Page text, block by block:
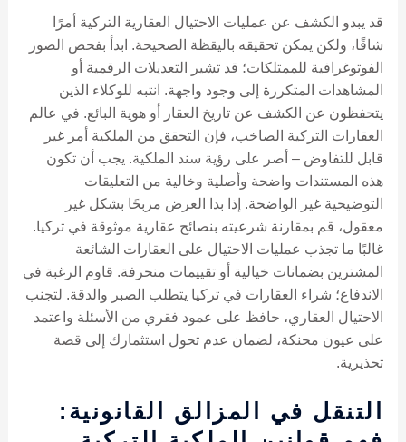
قد يبدو الكشف عن عمليات الاحتيال العقارية التركية أمرًا
شاقًا، ولكن يمكن تحقيقه باليقظة الصحيحة. ابدأ بفحص الصور
الفوتوغرافية للممتلكات؛ قد تشير التعديلات الرقمية أو
المشاهدات المتكررة إلى وجود واجهة. انتبه للوكلاء الذين
يتحفظون عن الكشف عن تاريخ العقار أو هوية البائع. في عالم
العقارات التركية الصاخب، فإن التحقق من الملكية أمر غير
قابل للتفاوض – أصر على رؤية سند الملكية. يجب أن تكون
هذه المستندات واضحة وأصلية وخالية من التعليقات
التوضيحية غير الواضحة. إذا بدا العرض مربحًا بشكل غير
معقول، قم بمقارنة شرعيته بنصائح عقارية موثوقة في تركيا.
غالبًا ما تجذب عمليات الاحتيال على العقارات الشائعة
المشترين بضمانات خيالية أو تقييمات منحرفة. قاوم الرغبة في
الاندفاع؛ شراء العقارات في تركيا يتطلب الصبر والدقة. لتجنب
الاحتيال العقاري، حافظ على عمود فقري من الأسئلة واعتمد
على عيون محنكة، لضمان عدم تحول استثمارك إلى قصة
تحذيرية.
التنقل في المزالق القانونية: